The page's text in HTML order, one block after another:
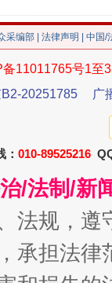
谢
今
采编部 法律声明 | 中国
备11011765号1至
20251785
广
010-89525216
/法制/新
法规，
承担法